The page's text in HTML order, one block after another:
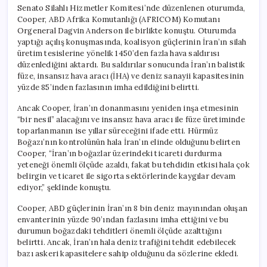
Senato Silahlı Hizmetler Komitesi’nde düzenlenen oturumda,
Cooper, ABD Afrika Komutanlığı (AFRICOM) Komutanı
Orgeneral Dagvin Anderson ile birlikte konuştu. Oturumda
yaptığı açılış konuşmasında, koalisyon güçlerinin İran’ın silah
üretim tesislerine yönelik 1450’den fazla hava saldırısı
düzenlediğini aktardı. Bu saldırılar sonucunda İran’ın balistik
füze, insansız hava aracı (İHA) ve deniz sanayii kapasitesinin
yüzde 85’inden fazlasının imha edildiğini belirtti.
Ancak Cooper, İran’ın donanmasını yeniden inşa etmesinin
“bir nesil” alacağını ve insansız hava aracı ile füze üretiminde
toparlanmanın ise yıllar süreceğini ifade etti. Hürmüz
Boğazı’nın kontrolünün hala İran’ın elinde olduğunu belirten
Cooper, “İran’ın boğazlar üzerindeki ticareti durdurma
yeteneği önemli ölçüde azaldı, fakat bu tehdidin etkisi hala çok
belirgin ve ticaret ile sigorta sektörlerinde kaygılar devam
ediyor,” şeklinde konuştu.
Cooper, ABD güçlerinin İran’ın 8 bin deniz mayınından oluşan
envanterinin yüzde 90’ından fazlasını imha ettiğini ve bu
durumun boğazdaki tehditleri önemli ölçüde azalttığını
belirtti. Ancak, İran’ın hala deniz trafiğini tehdit edebilecek
bazı askeri kapasitelere sahip olduğunu da sözlerine ekledi.